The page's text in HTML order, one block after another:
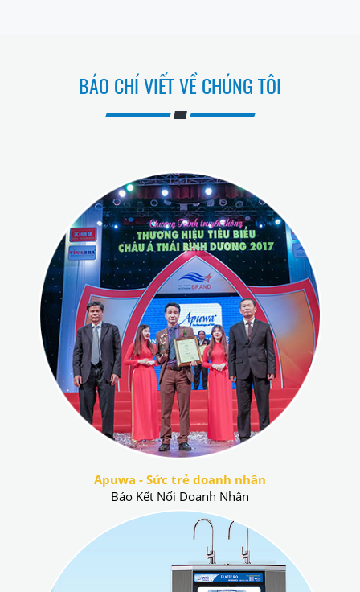
BÁO CHÍ VIẾT VỀ CHÚNG TÔI
Apuwa - Sức trẻ doanh nhân
Báo Kết Nối Doanh Nhân